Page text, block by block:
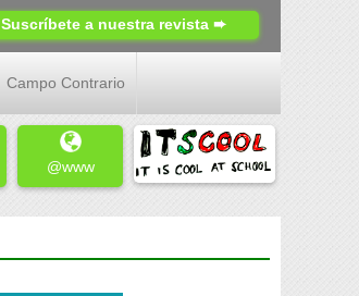
Suscríbete a nuestra revista ➨
Campo Contrario
@www